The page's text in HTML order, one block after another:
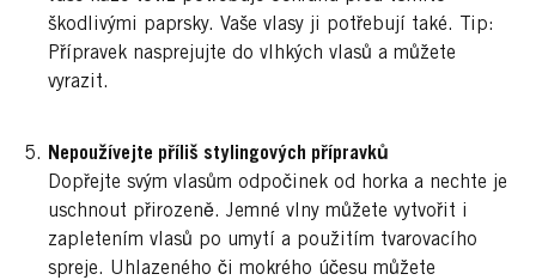
škodlivými paprsky. Vaše vlasy ji potřebují také. Tip:
Přípravek nasprejujte do vlhkých vlasů a můžete
vyrazit.
Nepoužívejte příliš stylingových přípravků
Dopřejte svým vlasům odpočinek od horka a nechte je
uschnout přirozeně. Jemné vlny můžete vytvořit i
zapletením vlasů po umytí a použitím tvarovacího
spreje. Uhlazeného či mokrého účesu můžete